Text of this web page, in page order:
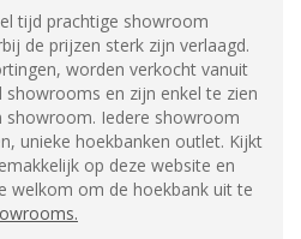
tijd prachtige showroom
de prijzen sterk zijn verlaagd.
worden verkocht vanuit
showrooms en zijn enkel te zien
showroom. Iedere showroom
unieke hoekbanken outlet. Kijkt
op deze website en
welkom om de hoekbank uit te